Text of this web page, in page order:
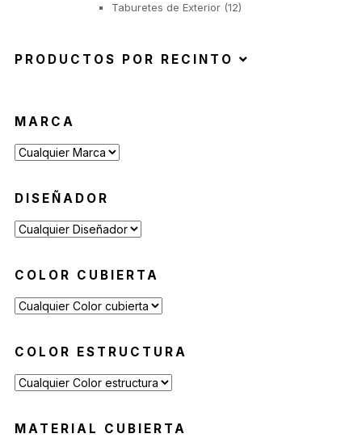
Taburetes de Exterior (12)
Sillas de Exterior con Apoyabrazos
Mesas de Exterior
Contract(29)
Sillas de Espera
Mobiliario para Hoteleria
PRODUCTOS POR RECINTO
MARCA
DISEÑADOR
COLOR CUBIERTA
COLOR ESTRUCTURA
MATERIAL CUBIERTA